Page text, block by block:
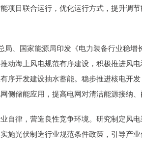
项目联合运行，优化运行方式，提升调
、国家能源局印发《电力装备行业稳增
动海上风电规范有序建设，积极推进风
序开发建设抽水蓄能。稳步推进核电开
侧储能应用，提高电网对清洁能源接纳、
律，营造良性竞争环境。研究制定风电
施光伏制造行业规范条件政策，引导产业